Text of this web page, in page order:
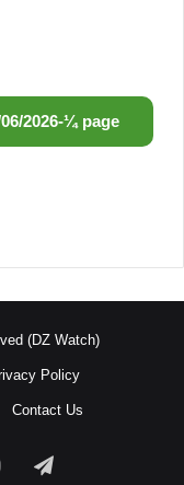
2026-¼ page
(DZ Watch)
Policy
Contact Us
Telegram